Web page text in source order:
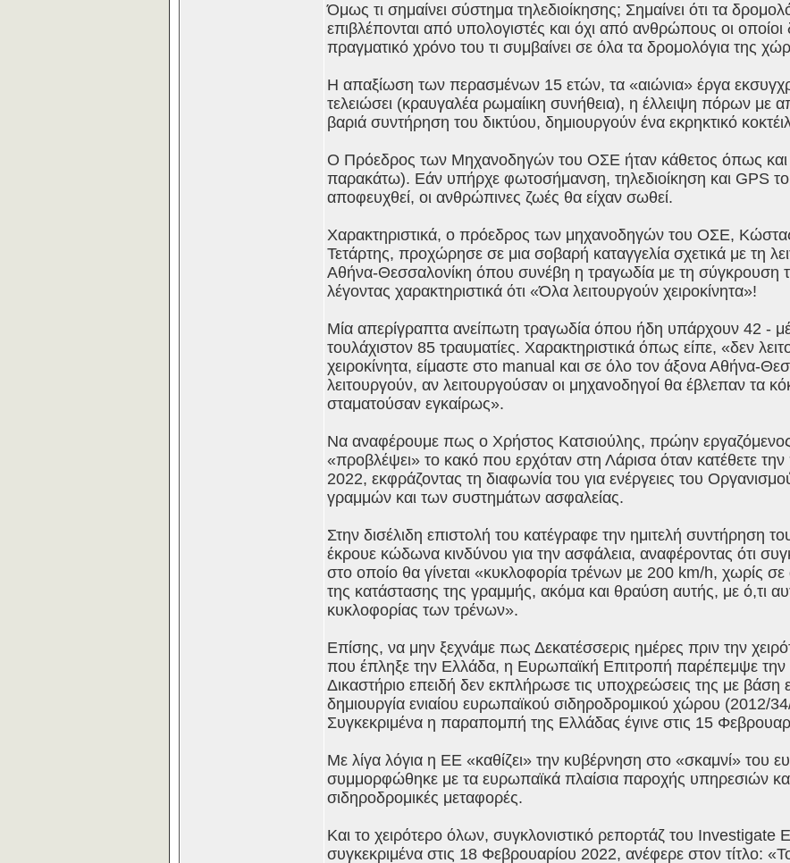
Όμως τι σημαίνει σύστημα τηλεδιοίκησης; Σημαίνει ότι τα
επιβλέπονται από υπολογιστές και όχι από ανθρώπους οι
πραγματικό χρόνο του τι συμβαίνει σε όλα τα δρομολόγια της
Η απαξίωση των περασμένων 15 ετών, τα «αιώνια» έργα
τελειώσει (κραυγαλέα ρωμαίικη συνήθεια), η έλλειψη πόρων με
βαριά συντήρηση του δικτύου, δημιουργούν ένα εκρηκτικό
Ο Πρόεδρος των Μηχανοδηγών του ΟΣΕ ήταν κάθετος όπως και
παρακάτω). Εάν υπήρχε φωτοσήμανση, τηλεδιοίκηση και GPS
αποφευχθεί, οι ανθρώπινες ζωές θα είχαν σωθεί.
Χαρακτηριστικά, ο πρόεδρος των μηχανοδηγών του ΟΣΕ,
Τετάρτης, προχώρησε σε μια σοβαρή καταγγελία σχετικά με τη
Αθήνα-Θεσσαλονίκη όπου συνέβη η τραγωδία με τη
λέγοντας χαρακτηριστικά ότι «Όλα λειτουργούν χειροκίνητα»!
Μία απερίγραπτα ανείπωτη τραγωδία όπου ήδη υπάρχουν 42 -
τουλάχιστον 85 τραυματίες. Χαρακτηριστικά όπως είπε, «δεν
χειροκίνητα, είμαστε στο manual και σε όλο τον άξονα Αθήνα-
λειτουργούν, αν λειτουργούσαν οι μηχανοδηγοί θα έβλεπαν τα
σταματούσαν εγκαίρως».
Να αναφέρουμε πως ο Χρήστος Κατσιούλης, πρώην
«προβλέψει» το κακό που ερχόταν στη Λάρισα όταν κατέθετε την
2022, εκφράζοντας τη διαφωνία του για ενέργειες του
γραμμών και των συστημάτων ασφαλείας.
Στην δισέλιδη επιστολή του κατέγραφε την ημιτελή συντήρηση
έκρουε κώδωνα κινδύνου για την ασφάλεια, αναφέροντας ότι
στο οποίο θα γίνεται «κυκλοφορία τρένων με 200 km/h, χωρίς σε
της κατάστασης της γραμμής, ακόμα και θραύση αυτής, με ό,τι
κυκλοφορίας των τρένων».
Επίσης, να μην ξεχνάμε πως Δεκατέσσερις ημέρες πριν την
που έπληξε την Ελλάδα, η Ευρωπαϊκή Επιτροπή παρέπεμψε
Δικαστήριο επειδή δεν εκπλήρωσε τις υποχρεώσεις της με βάση
δημιουργία ενιαίου ευρωπαϊκού σιδηροδρομικού χώρου (2012/
Συγκεκριμένα η παραπομπή της Ελλάδας έγινε στις 15
Με λίγα λόγια η ΕΕ «καθίζει» την κυβέρνηση στο «σκαμνί» του
συμμορφώθηκε με τα ευρωπαϊκά πλαίσια παροχής υπηρεσιών
σιδηροδρομικές μεταφορές.
Και το χειρότερο όλων, συγκλονιστικό ρεπορτάζ του Investigate
συγκεκριμένα στις 18 Φεβρουαρίου 2022, ανέφερε στον τίτλο: